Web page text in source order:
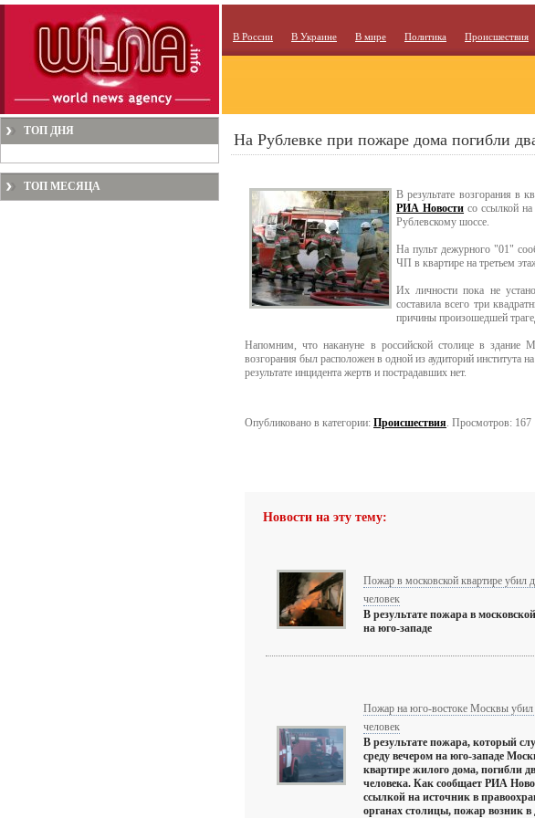
В России В Украине В мире Политика Происшествия
ТОП ДНЯ
ТОП МЕСЯЦА
На Рублевке при пожаре дома погибли
В результате возгорания в
РИА Новости со ссылкой
Рублевскому шоссе.
На пульт дежурного "01"
ЧП в квартире на третьем
Их личности пока не
составила всего три
причины произошедшей
Напомним, что накануне в российской столице в здание
возгорания был расположен в одной из аудиторий института
результате инцидента жертв и пострадавших нет.
Опубликовано в категории: Происшествия. Просмотров: 167
Новости на эту тему:
Пожар в московской квартире убил
человек
В результате пожара в
на юго-западе
Пожар на юго-востоке Москвы убил
человек
В результате пожара, который
среду вечером на юго-западе
квартире жилого дома, погибли
человека. Как сообщает РИА
ссылкой на источник в
органах столицы, пожар возник в